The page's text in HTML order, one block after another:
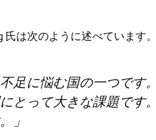
氏は次のように述べています。
足に悩む国の一つで
とって大きな課題です
」